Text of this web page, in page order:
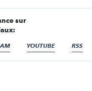
sur
YOUTUBE RSS